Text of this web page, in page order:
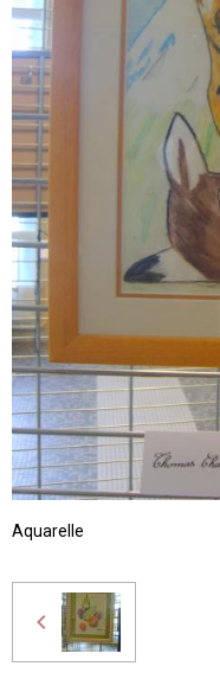
Aquarelle